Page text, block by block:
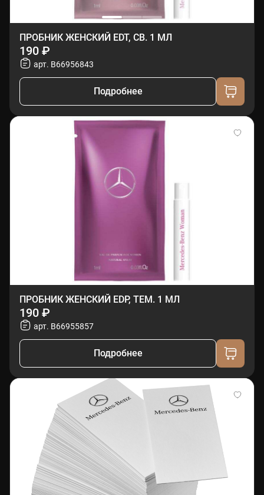
ПРОБНИК ЖЕНСКИЙ EDT, СВ. 1 МЛ
190 ₽
арт. B66956843
Подробнее
ПРОБНИК ЖЕНСКИЙ EDP, ТЕМ. 1 МЛ
190 ₽
арт. B66955857
Подробнее